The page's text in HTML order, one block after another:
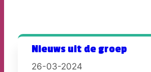
Nieuws uit de groep
26-03-2024
Praktische
informatie